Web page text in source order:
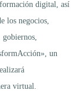
digital, así
los negocios,
un
virtual.